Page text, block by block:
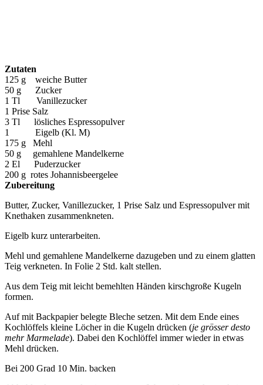
Zutaten
125 g weiche Butter
50 g Zucker
1 Tl Vanillezucker
1 Prise Salz
3 Tl lösliches Espressopulver
1 Eigelb (Kl. M)
175 g Mehl
50 g gemahlene Mandelkerne
2 El Puderzucker
200 g rotes Johannisbeergelee
Zubereitung
Butter, Zucker, Vanillezucker, 1 Prise Salz und Espressopulver mit
Knethaken zusammenkneten.
Eigelb kurz unterarbeiten.
Mehl und gemahlene Mandelkerne dazugeben und zu einem glatten
Teig verkneten. In Folie 2 Std. kalt stellen.
Aus dem Teig mit leicht bemehlten Händen kirschgroße Kugeln
formen.
Auf mit Backpapier belegte Bleche setzen. Mit dem Ende eines
Kochlöffels kleine Löcher in die Kugeln drücken (je grösser desto
mehr Marmelade). Dabei den Kochlöffel immer wieder in etwas
Mehl drücken.
Bei 200 Grad 10 Min. backen